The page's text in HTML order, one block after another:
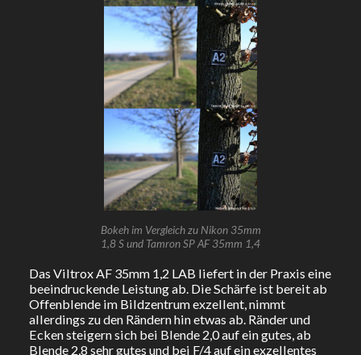
Bokeh im Vergleich zu Nikon 35mm
1,8 S und Tamron SP AF 35mm 1,4
Das Viltrox AF 35mm 1,2 LAB liefert in der Praxis eine
beeindruckende Leistung ab. Die Schärfe ist bereit ab
Offenblende im Bildzentrum exzellent, nimmt
allerdings zu den Rändern hin etwas ab. Ränder und
Ecken steigern sich bei Blende 2,0 auf ein gutes, ab
Blende 2,8 sehr gutes und bei F/4 auf ein exzellentes